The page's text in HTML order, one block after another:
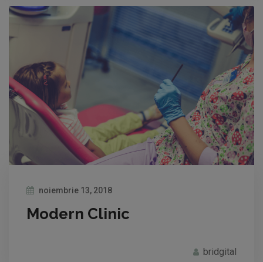
noiembrie 13, 2018
Modern Clinic
bridgital